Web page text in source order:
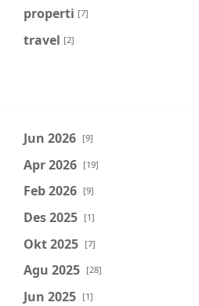
properti [7]
travel [2]
Jun 2026 [9]
Apr 2026 [19]
Feb 2026 [9]
Des 2025 [1]
Okt 2025 [7]
Agu 2025 [28]
Jun 2025 [1]